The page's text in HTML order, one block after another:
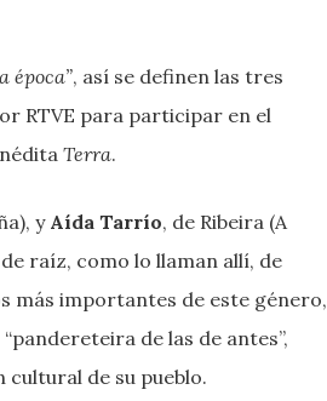
época”, así se definen las tres
RTVE para participar en el
Terra.
y Aída Tarrío, de Ribeira (A
raíz, como lo llaman allí, de
más importantes de este género,
de las de antes”,
cultural de su pueblo.